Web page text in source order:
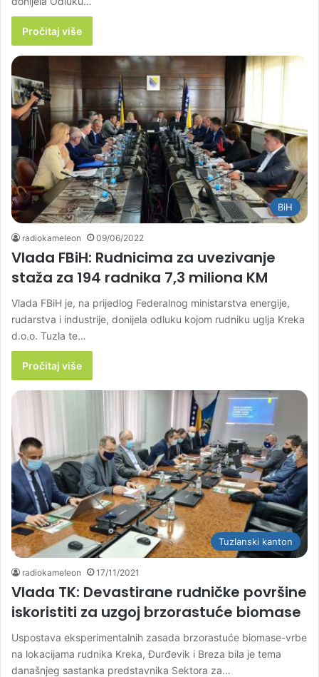
Pročitaj više
BiH
radiokameleon 09/06/2022
Vlada FBiH: Rudnicima za uvezivanje
staža za 194 radnika 7,3 miliona KM
Vlada FBiH je, na prijedlog Federalnog ministarstva energije,
rudarstva i industrije, donijela odluku kojom rudniku uglja Kreka
d.o.o. Tuzla te…
Pročitaj više
Tuzlanski kanton
radiokameleon 17/11/2021
Vlada TK: Devastirane rudničke površine
iskoristiti za uzgoj brzorastuće biomase
Uspostava eksperimentalnih zasada brzorastuće biomase-vrbe
na lokacijama rudnika Kreka, Đurđevik i Breza bila je tema
današnjeg sastanka predstavnika Sektora za…